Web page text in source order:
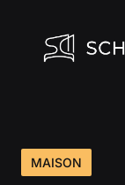
contenu
MAISON